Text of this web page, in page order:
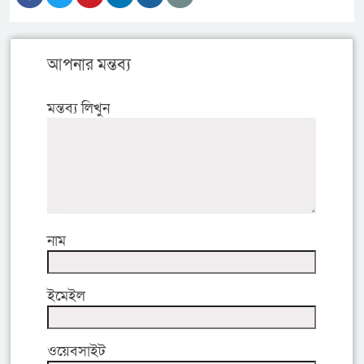
আপনার মন্তব্য
মন্তব্য লিখুন
নাম
ইমেইল
ওয়েবসাইট